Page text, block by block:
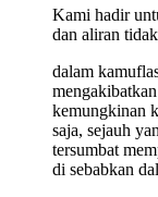
Kami hadir
dan aliran
dalam
kemungkinan
saja, sejauh
tersumbat
di sebabkan